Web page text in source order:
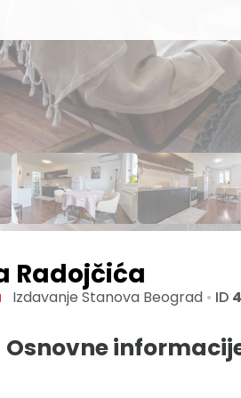
Radojčića
Izdavanje Stanova Beograd • ID
Osnovne